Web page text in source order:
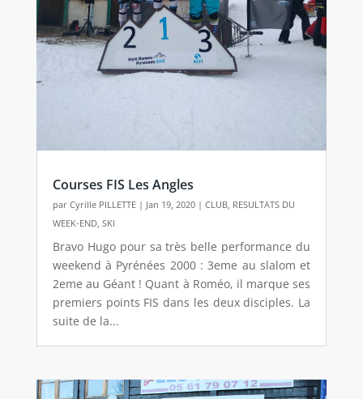
Courses FIS Les Angles
par Cyrille PILLETTE| Jan 19, 2020| CLUB, RESULTATS DU
WEEK-END, SKI
Bravo Hugo pour sa très belle performance du
weekend à Pyrénées 2000 : 3eme au slalom et
2eme au Géant ! Quant à Roméo, il marque ses
premiers points FIS dans les deux disciples. La
suite de la...